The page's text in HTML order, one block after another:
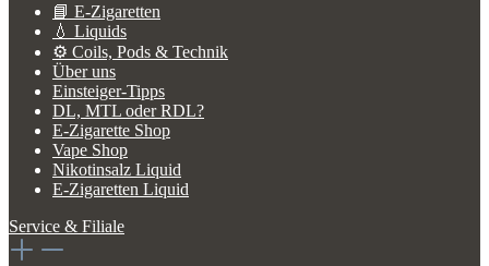
📘 E-Zigaretten
💧 Liquids
⚙️ Coils, Pods & Technik
Über uns
Einsteiger-Tipps
DL, MTL oder RDL?
E-Zigarette Shop
Vape Shop
Nikotinsalz Liquid
E-Zigaretten Liquid
Service & Filiale